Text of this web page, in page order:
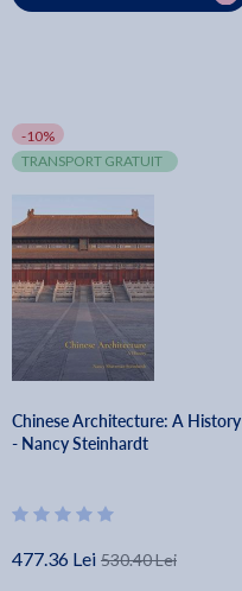
-10%
TRANSPORT GRATUIT
Chinese Architecture: A History
- Nancy Steinhardt
477.36 Lei 530.40 Lei